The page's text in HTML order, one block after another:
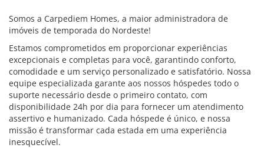
Somos a Carpediem Homes, a maior administradora de
imóveis de temporada do Nordeste!
Estamos comprometidos em proporcionar experiências
excepcionais e completas para você, garantindo conforto,
comodidade e um serviço personalizado e satisfatório. Nossa
equipe especializada garante aos nossos hóspedes todo o
suporte necessário desde o primeiro contato, com
disponibilidade 24h por dia para fornecer um atendimento
assertivo e humanizado. Cada hóspede é único, e nossa
missão é transformar cada estada em uma experiência
inesquecível.